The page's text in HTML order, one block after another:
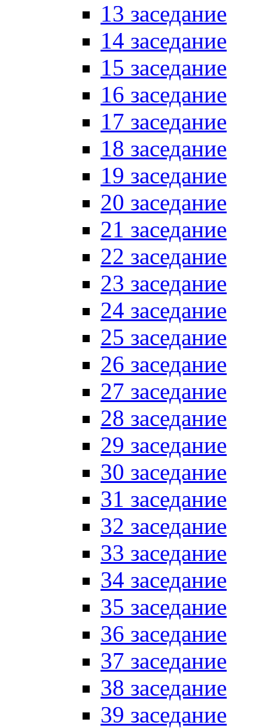
13 заседание
14 заседание
15 заседание
16 заседание
17 заседание
18 заседание
19 заседание
20 заседание
21 заседание
22 заседание
23 заседание
24 заседание
25 заседание
26 заседание
27 заседание
28 заседание
29 заседание
30 заседание
31 заседание
32 заседание
33 заседание
34 заседание
35 заседание
36 заседание
37 заседание
38 заседание
39 заседание